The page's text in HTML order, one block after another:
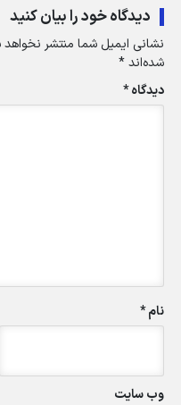
دیدگاه خود را بیان کنید
نشانی ایمیل شما منتشر
شده‌اند*
دیدگاه*
نام*
وب‌ سایت